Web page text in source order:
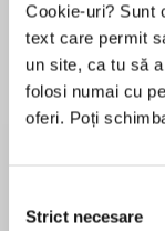
Cookie-uri? Sunt
text care permit
un site, ca tu să
folosi numai cu
oferi. Poți
consimțământului
Strict necesare
Despre
This heartfelt
perfect for